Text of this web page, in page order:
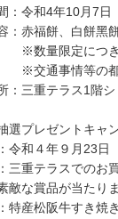
令和4年10月7日
赤福餅、白餅黑餅
限定につき、無
情等の都合に
三重テラス1階シ
選プレゼントキャ
令和４年９月23日
三重テラスでのお
敵な賞品が当たりま
特産松阪牛すき焼